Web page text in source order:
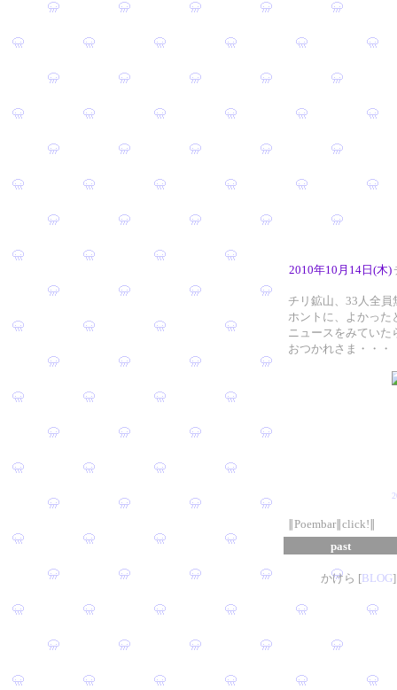
2010年10月14日(木)
チリ鉱山、33人全員
ホントに、よかった
ニュースをみていた
おつかれさま・・・
∥Poembar∥click!∥
past
かけら [BLOG